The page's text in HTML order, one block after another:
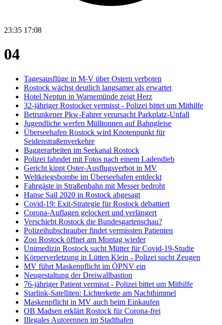
23:35 17:08
04
Tagesausflüge in M-V über Ostern verboten
Rostock wächst deutlich langsamer als erwartet
Hotel Neptun in Warnemünde zeigt Herz
32-jähriger Rostocker vermisst - Polizei bittet um Mithilfe
Betrunkener Pkw-Fahrer verursacht Parkplatz-Unfall
Jugendliche werfen Mülltonnen auf Bahngleise
Überseehafen Rostock wird Knotenpunkt für
Seidenstraßenverkehre
Baggerarbeiten im Seekanal Rostock
Polizei fahndet mit Fotos nach einem Ladendieb
Gericht kippt Oster-Ausflugsverbot in MV
Weltkriegsbombe im Überseehafen entdeckt
Fahrgäste in Straßenbahn mit Messer bedroht
Hanse Sail 2020 in Rostock abgesagt
Covid-19: Exit-Strategie für Rostock debattiert
Corona-Auflagen gelockert und verlängert
Verschiebt Rostock die Bundesgartenschau?
Polizeihubschrauber findet vermissten Patienten
Zoo Rostock öffnet am Montag wieder
Unimedizin Rostock sucht Mütter für Covid-19-Studie
Körperverletzung in Lütten Klein - Polizei sucht Zeugen
MV führt Maskenpflicht im ÖPNV ein
Neugestaltung der Dreiwallbastion
76-jähriger Patient vermisst - Polizei bittet um Mithilfe
Starlink-Satelliten: Lichterkette am Nachthimmel
Maskenpflicht in MV auch beim Einkaufen
OB Madsen erklärt Rostock für Corona-frei
Illegales Autorennen im Stadthafen